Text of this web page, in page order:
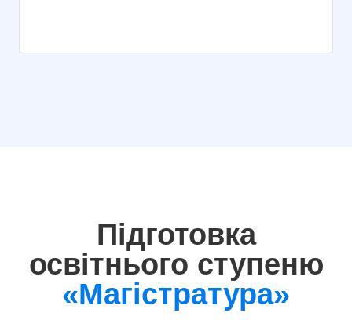
Підготовка
освітнього ступеню
«Магістратура»